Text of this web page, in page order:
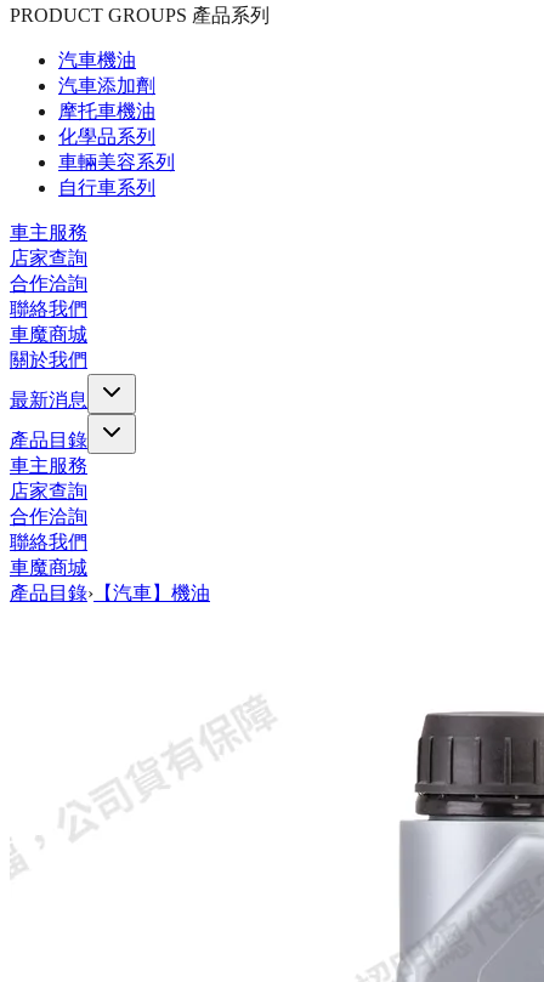
PRODUCT GROUPS 產品系列
汽車機油
汽車添加劑
摩托車機油
化學品系列
車輛美容系列
自行車系列
車主服務
店家查詢
合作洽詢
聯絡我們
車魔商城
關於我們
最新消息
產品目錄
車主服務
店家查詢
合作洽詢
聯絡我們
車魔商城
產品目錄› 【汽車】機油